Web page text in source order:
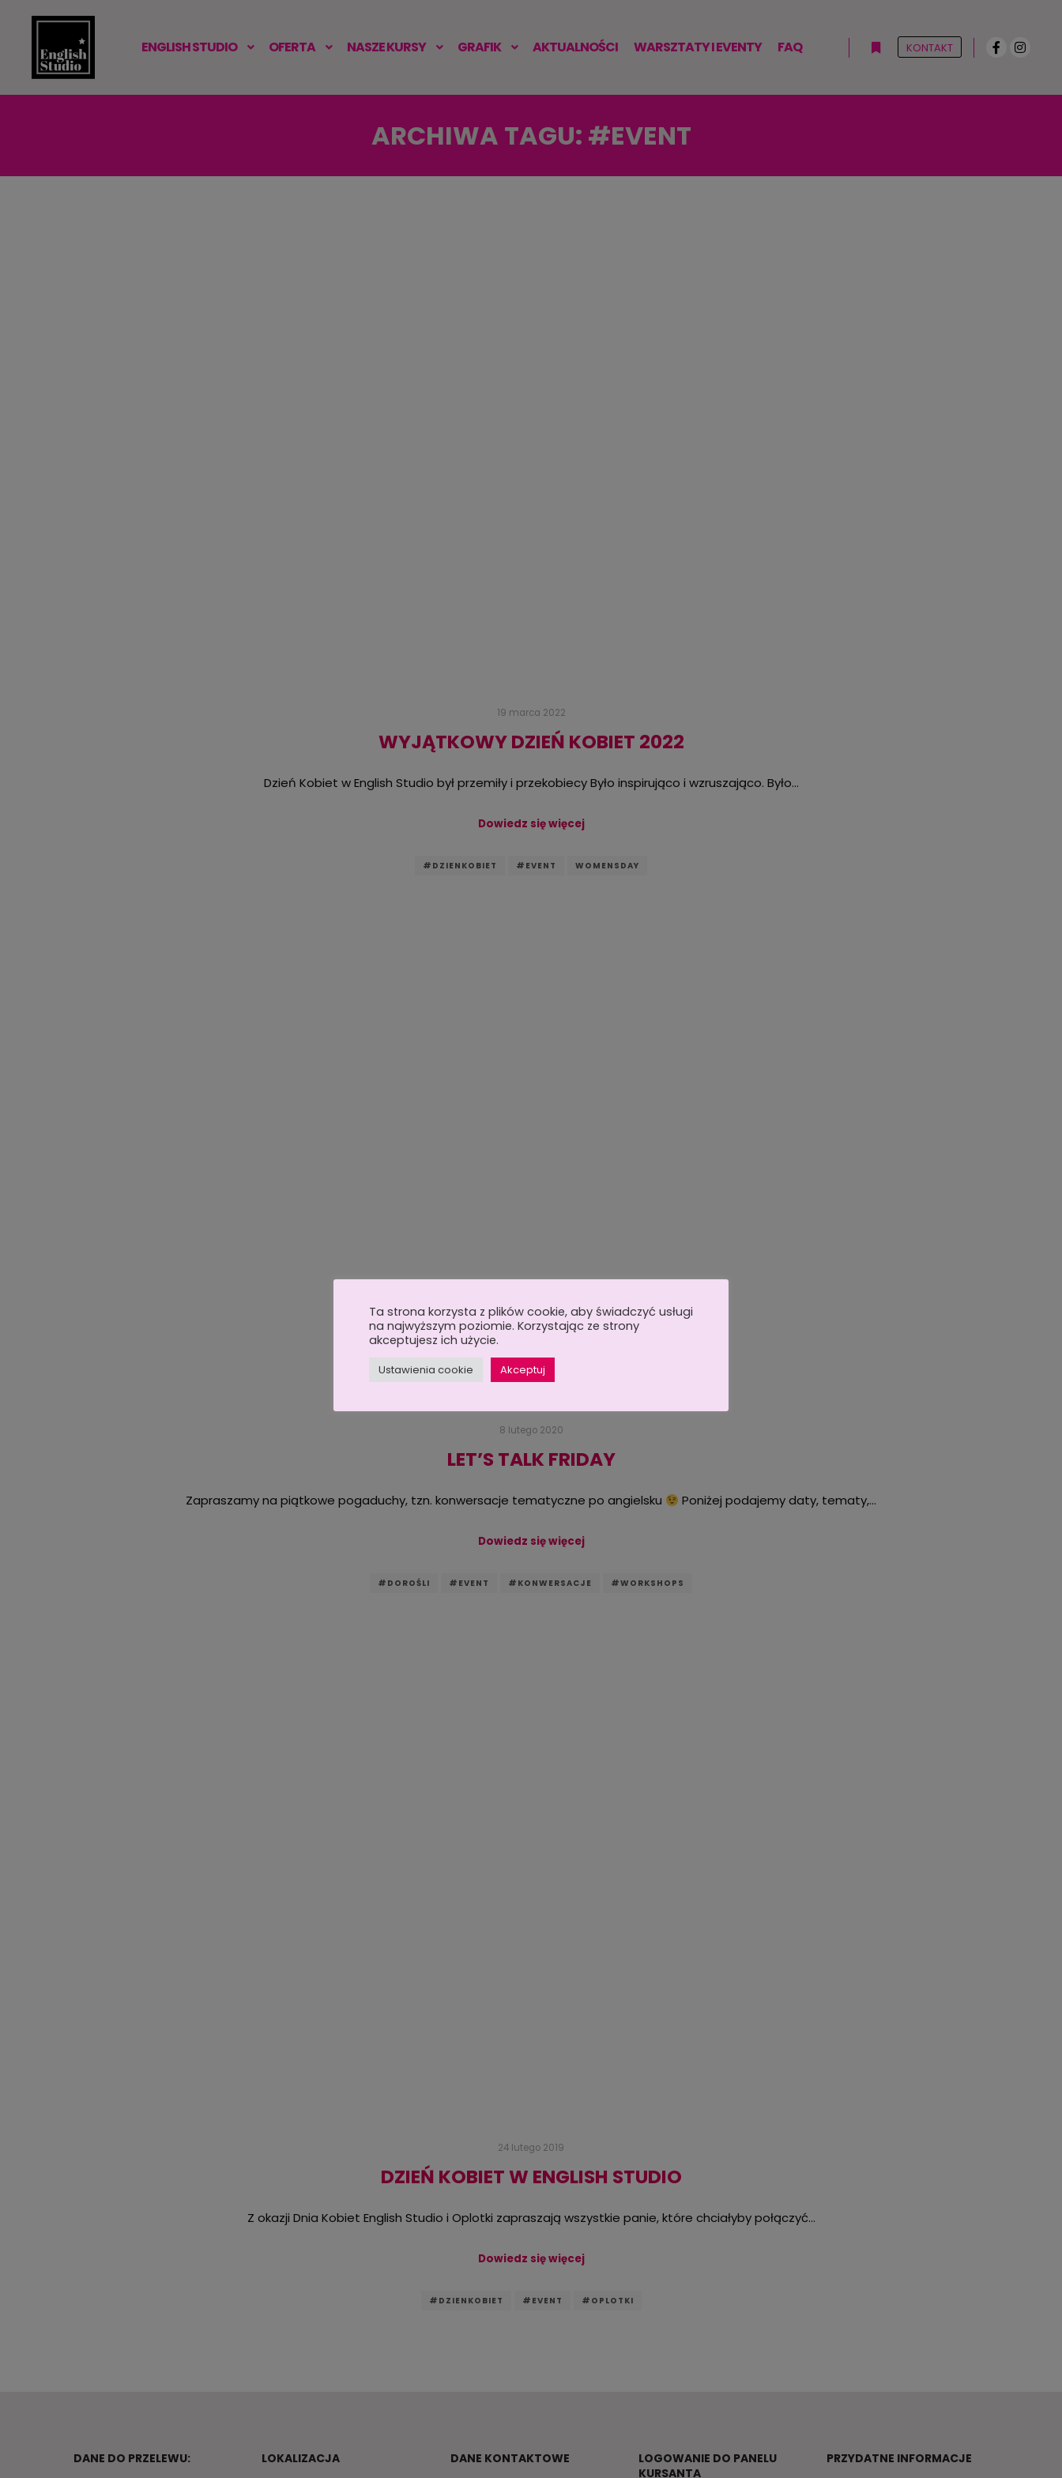
ENGLISH STUDIO OFERTA NASZE KURSY GRAFIK AKTUALNOŚCI WARSZTATY I EVENTY FAQ KONTAKT
ARCHIWA TAGU: #EVENT
19 marca 2022
WYJĄTKOWY DZIEŃ KOBIET 2022
Dzień Kobiet w English Studio był przemiły i przekobiecy Było inspirująco i wzruszająco. Było…
Dowiedz się więcej
#DZIENKOBIET #EVENT WOMENSDAY
8 lutego 2020
LET’S TALK FRIDAY
Zapraszamy na piątkowe pogaduchy, tzn. konwersacje tematyczne po angielsku Poniżej podajemy daty, tematy,…
Dowiedz się więcej
#DOROŚLI #EVENT #KONWERSACJE #WORKSHOPS
24 lutego 2019
DZIEŃ KOBIET W ENGLISH STUDIO
Z okazji Dnia Kobiet English Studio i Oplotki zapraszają wszystkie panie, które chciałyby połączyć…
Dowiedz się więcej
#DZIENKOBIET #EVENT #OPLOTKI
DANE DO PRZELEWU: LOKALIZACJA DANE KONTAKTOWE
LOGOWANIE DO PANELU
KURSANTA
PRZYDATNE INFORMACJE
Ta strona korzysta z plików cookie, aby świadczyć usługi
na najwyższym poziomie. Korzystając ze strony
akceptujesz ich użycie.
Ustawienia cookie Akceptuj